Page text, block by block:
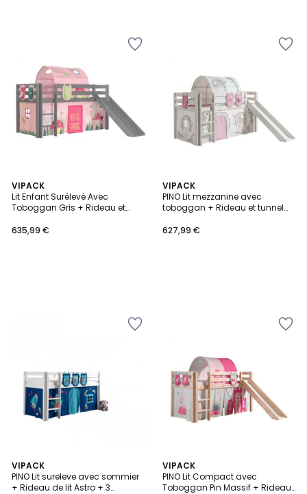
VIPACK
Lit Enfant Surélevé Avec
Toboggan Gris + Rideau et
spring
635,99 €
VIPACK
PINO Lit mezzanine avec
toboggan + Rideau et tunnel
627,99 €
VIPACK
PINO Lit sureleve avec sommier
+ Rideau de lit Astro + 3
VIPACK
PINO Lit Compact avec
Toboggan Pin Massif + Rideau,